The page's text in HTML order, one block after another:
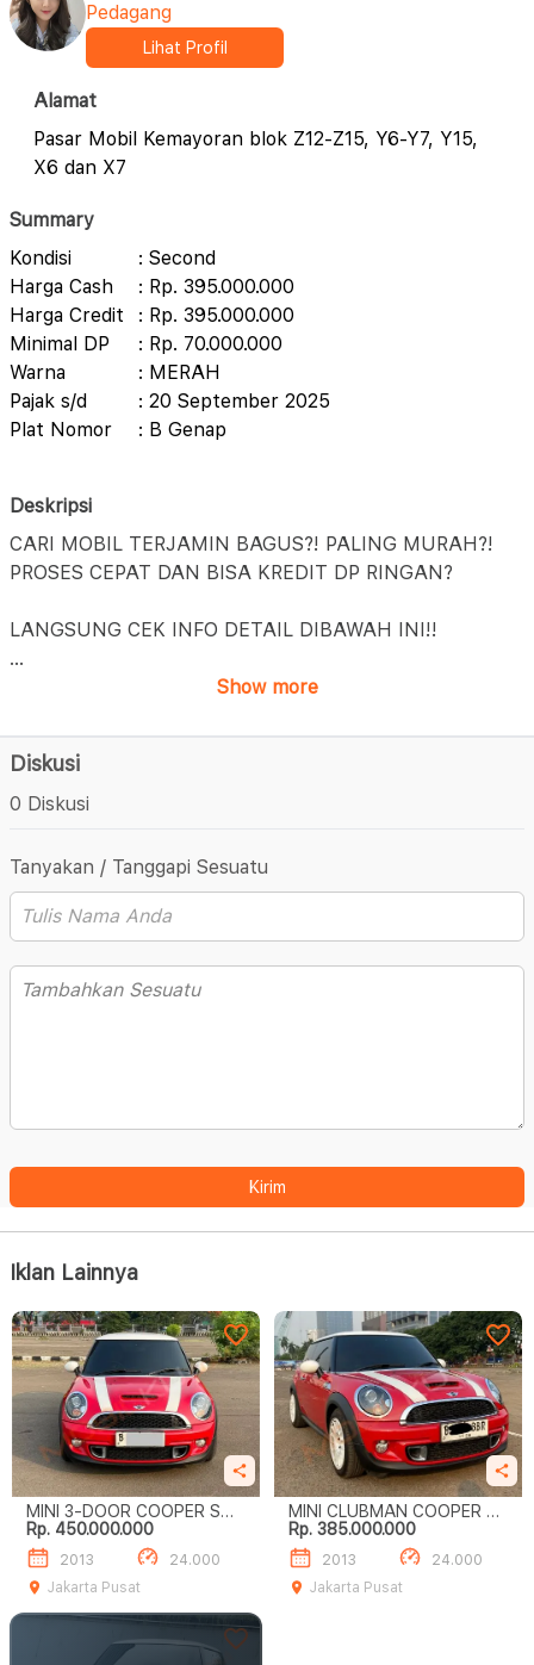
Pedagang
Lihat Profil
Alamat
Pasar Mobil Kemayoran blok Z12-Z15, Y6-Y7, Y15,
X6 dan X7
Summary
Kondisi
: Second
Harga Cash
: Rp. 395.000.000
Harga Credit
: Rp. 395.000.000
Minimal DP
: Rp. 70.000.000
Warna
: MERAH
Pajak s/d
: 20 September 2025
Plat Nomor
: B Genap
Deskripsi
CARI MOBIL TERJAMIN BAGUS?! PALING MURAH?!
PROSES CEPAT DAN BISA KREDIT DP RINGAN?
LANGSUNG CEK INFO DETAIL DIBAWAH INI!!
...
Show more
Diskusi
0 Diskusi
Tanyakan / Tanggapi Sesuatu
Kirim
Iklan Lainnya
MINI 3-DOOR COOPER S
TURBO
Rp. 450.000.000
2013
24.000
Jakarta Pusat
MINI CLUBMAN COOPER S
TURBO LOW KM‼️
Rp. 385.000.000
2013
24.000
Jakarta Pusat